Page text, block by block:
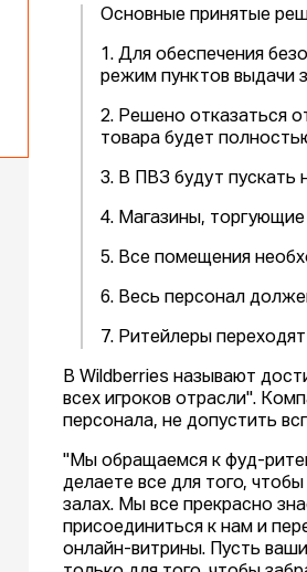
Основные принятые
1. Для обеспечения
режим пунктов выдачи
2. Решено отказаться
товара будет
3. В ПВЗ будут пускать
4. Магазины,
5. Все помещения
6. Весь персонал
7. Ритейлеры
В Wildberries называют
всех игроков отрасли".
персонала, не допустить
"Мы обращаемся к фуд-
делаете все для того,
залах. Мы все прекрасно
присоединиться к нам и
онлайн-витрины. Пусть